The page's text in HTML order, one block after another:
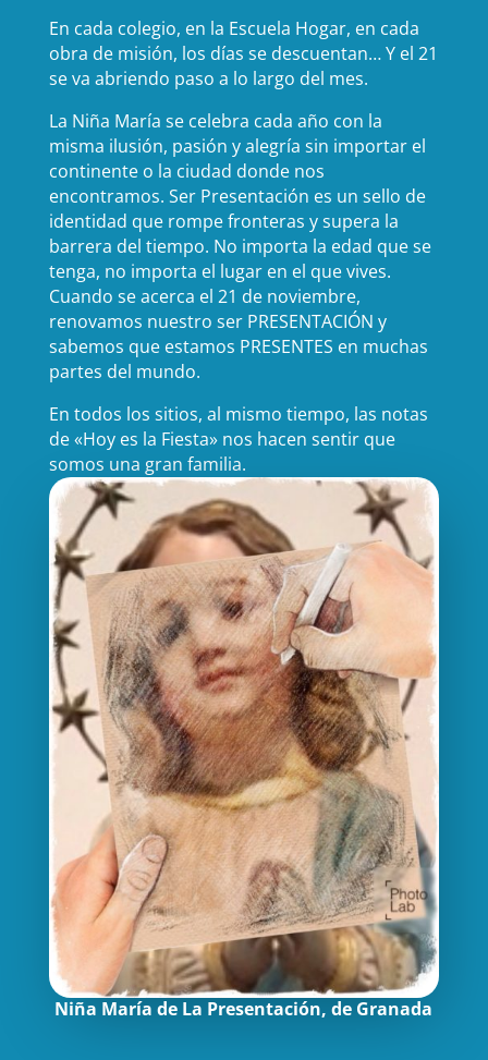
En cada colegio, en la Escuela Hogar, en cada
obra de misión, los días se descuentan… Y el 21
se va abriendo paso a lo largo del mes.
La Niña María se celebra cada año con la
misma ilusión, pasión y alegría sin importar el
continente o la ciudad donde nos
encontramos. Ser Presentación es un sello de
identidad que rompe fronteras y supera la
barrera del tiempo. No importa la edad que se
tenga, no importa el lugar en el que vives.
Cuando se acerca el 21 de noviembre,
renovamos nuestro ser PRESENTACIÓN y
sabemos que estamos PRESENTES en muchas
partes del mundo.
En todos los sitios, al mismo tiempo, las notas
de «Hoy es la Fiesta» nos hacen sentir que
somos una gran familia.
Niña María de La Presentación, de Granada